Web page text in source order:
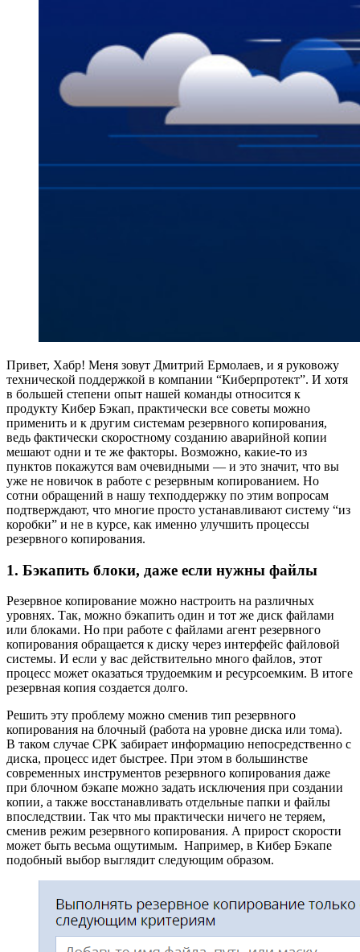
Привет, Хабр! Меня зовут Дмитрий Ермолаев, и я руковожу
технической поддержкой в компании “Киберпротект”. И хотя
в большей степени опыт нашей команды относится к
продукту Кибер Бэкап, практически все советы можно
применить и к другим системам резервного копирования,
ведь фактически скоростному созданию аварийной копии
мешают одни и те же факторы. Возможно, какие-то из
пунктов покажутся вам очевидными — и это значит, что вы
уже не новичок в работе с резервным копированием. Но
сотни обращений в нашу техподдержку по этим вопросам
подтверждают, что многие просто устанавливают систему “из
коробки” и не в курсе, как именно улучшить процессы
резервного копирования.
1. Бэкапить блоки, даже если нужны файлы
Резервное копирование можно настроить на различных
уровнях. Так, можно бэкапить один и тот же диск файлами
или блоками. Но при работе с файлами агент резервного
копирования обращается к диску через интерфейс файловой
системы. И если у вас действительно много файлов, этот
процесс может оказаться трудоемким и ресурсоемким. В итоге
резервная копия создается долго.
Решить эту проблему можно сменив тип резервного
копирования на блочный (работа на уровне диска или тома).
В таком случае СРК забирает информацию непосредственно с
диска, процесс идет быстрее. При этом в большинстве
современных инструментов резервного копирования даже
при блочном бэкапе можно задать исключения при создании
копии, а также восстанавливать отдельные папки и файлы
впоследствии. Так что мы практически ничего не теряем,
сменив режим резервного копирования. А прирост скорости
может быть весьма ощутимым. Например, в Кибер Бэкапе
подобный выбор выглядит следующим образом.